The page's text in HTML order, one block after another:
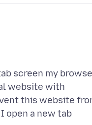
screen my
website with
this website